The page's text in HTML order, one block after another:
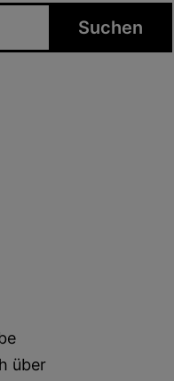
Suchen
über